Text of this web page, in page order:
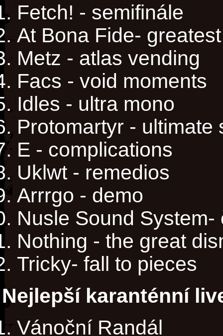
Fetch! - semifinále
At Bona Fide-
Metz - atlas vending
Facs - void moments
Idles - ultra mono
Protomartyr - ultimate
E - complications
Uklwt - remedios
Arrrgo - demo
Nusle Sound
Nothing - the great
Tricky- fall to pieces
Nejlepší karanténní
Vánoční Randál